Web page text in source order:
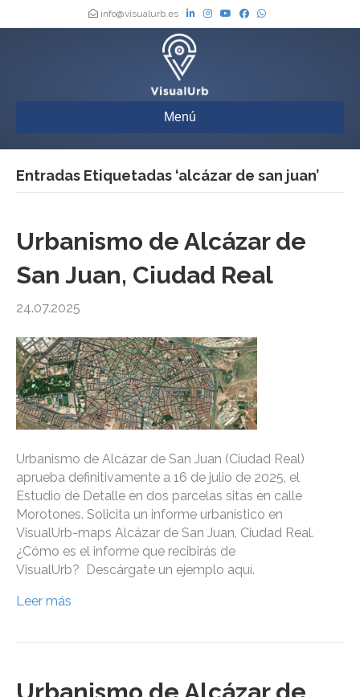
info@visualurb.es
Menú
Entradas Etiquetadas ‘alcázar de san juan’
Urbanismo de Alcázar de
San Juan, Ciudad Real
24.07.2025
Urbanismo de Alcázar de San Juan (Ciudad Real)
aprueba definitivamente a 16 de julio de 2025, el
Estudio de Detalle en dos parcelas sitas en calle
Morotones. Solicita un informe urbanístico en
VisualUrb-maps Alcázar de San Juan, Ciudad Real.
¿Cómo es el informe que recibirás de
VisualUrb? Descárgate un ejemplo aquí.
Leer más